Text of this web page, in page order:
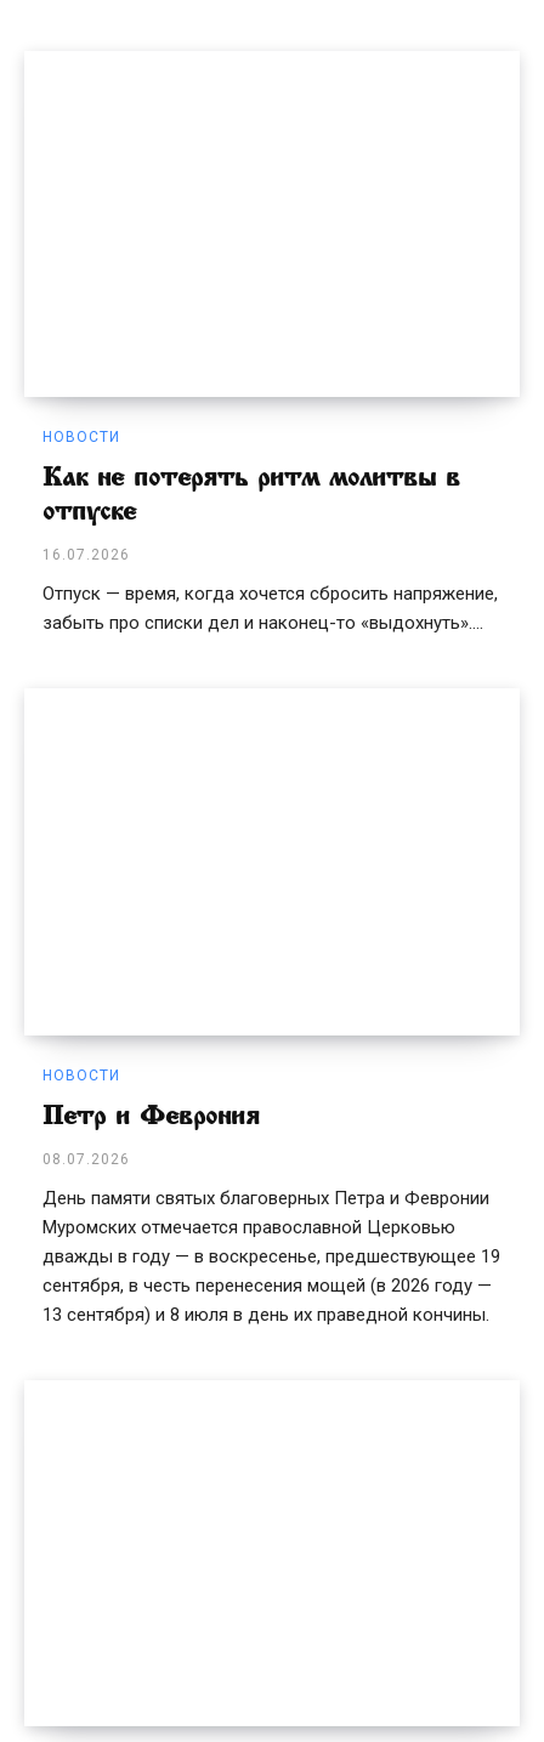
НОВОСТИ
Как не потерять ритм молитвы в
отпуске
16.07.2026
Отпуск — время, когда хочется сбросить напряжение,
забыть про списки дел и наконец-то «выдохнуть»....
НОВОСТИ
Петр и Феврония
08.07.2026
День памяти святых благоверных Петра и Февронии
Муромских отмечается православной Церковью
дважды в году — в воскресенье, предшествующее 19
сентября, в честь перенесения мощей (в 2026 году —
13 сентября) и 8 июля в день их праведной кончины.